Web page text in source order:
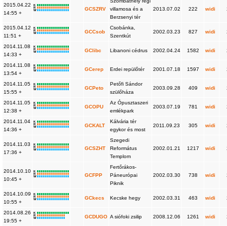
2015.04.22
14:55 +
K
R
W
GCSZRV
villamosa és a
Berzsenyi tér
2013.07.02 222 widi
2015.04.12
11:51 +
K
R
W
GCCsob
Csobánka,
Szentkút
2002.03.23 827 widi
2014.11.08
14:33 +
K
R
W
GClibc Libanoni cédrus 2002.04.24 1582 widi
2014.11.08
13:54 +
K
R
W
GCerep Erdei repülőtér 2001.07.18 1597 widi
2014.11.05
15:55 +
K
R
W
GCPeto
Petőfi Sándor
szülőháza
2003.09.28 409 widi
2014.11.05
12:38 +
K
R
W
GCOPU
Az Ópusztaszeri
emlékpark
2003.07.19 781 widi
2014.11.04
14:36 +
K
R
W
GCKALT
Kálvária tér
egykor és most
2011.09.23 305 widi
2014.11.03
17:36 +
K
R
W
GCSZHT
Szegedi
Református
Templom
2002.01.21 1217 widi
2014.10.10
10:45 +
K
R
W
GCFPP
Fertőrákos-
Páneurópai
Piknik
2002.03.30 738 widi
2014.10.09
10:55 +
K
R
W
GCkecs Kecske hegy 2002.03.31 463 widi
2014.08.26
19:55 +
K
R
W
GCDUGO A siófoki zsilip 2008.12.06 1261 widi